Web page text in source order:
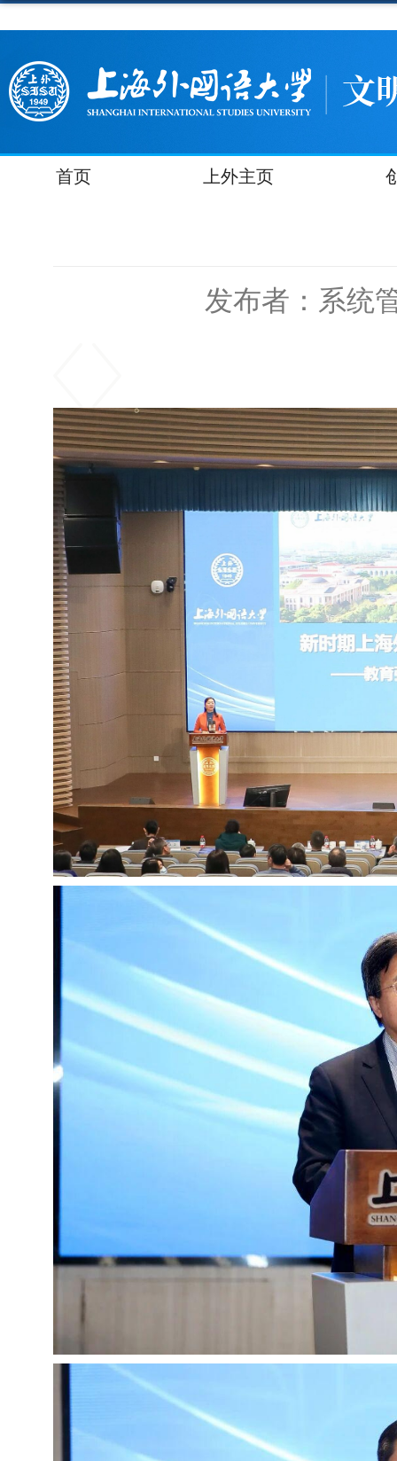
首页 上外主页
发布者：系统